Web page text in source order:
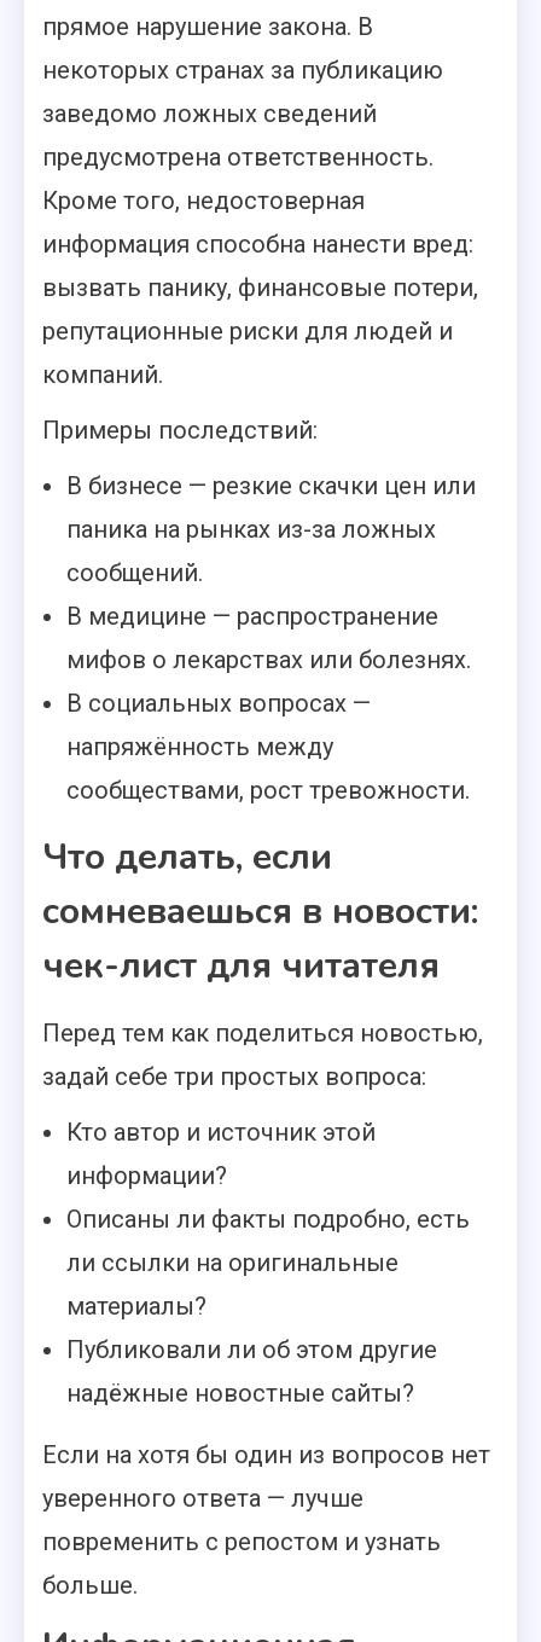
прямое нарушение закона. В
некоторых странах за публикацию
заведомо ложных сведений
предусмотрена ответственность.
Кроме того, недостоверная
информация способна нанести вред:
вызвать панику, финансовые потери,
репутационные риски для людей и
компаний.
Примеры последствий:
В бизнесе — резкие скачки цен или
паника на рынках из-за ложных
сообщений.
В медицине — распространение
мифов о лекарствах или болезнях.
В социальных вопросах —
напряжённость между
сообществами, рост тревожности.
Что делать, если
сомневаешься в новости:
чек-лист для читателя
Перед тем как поделиться новостью,
задай себе три простых вопроса:
Кто автор и источник этой
информации?
Описаны ли факты подробно, есть
ли ссылки на оригинальные
материалы?
Публиковали ли об этом другие
надёжные новостные сайты?
Если на хотя бы один из вопросов нет
уверенного ответа — лучше
повременить с репостом и узнать
больше.